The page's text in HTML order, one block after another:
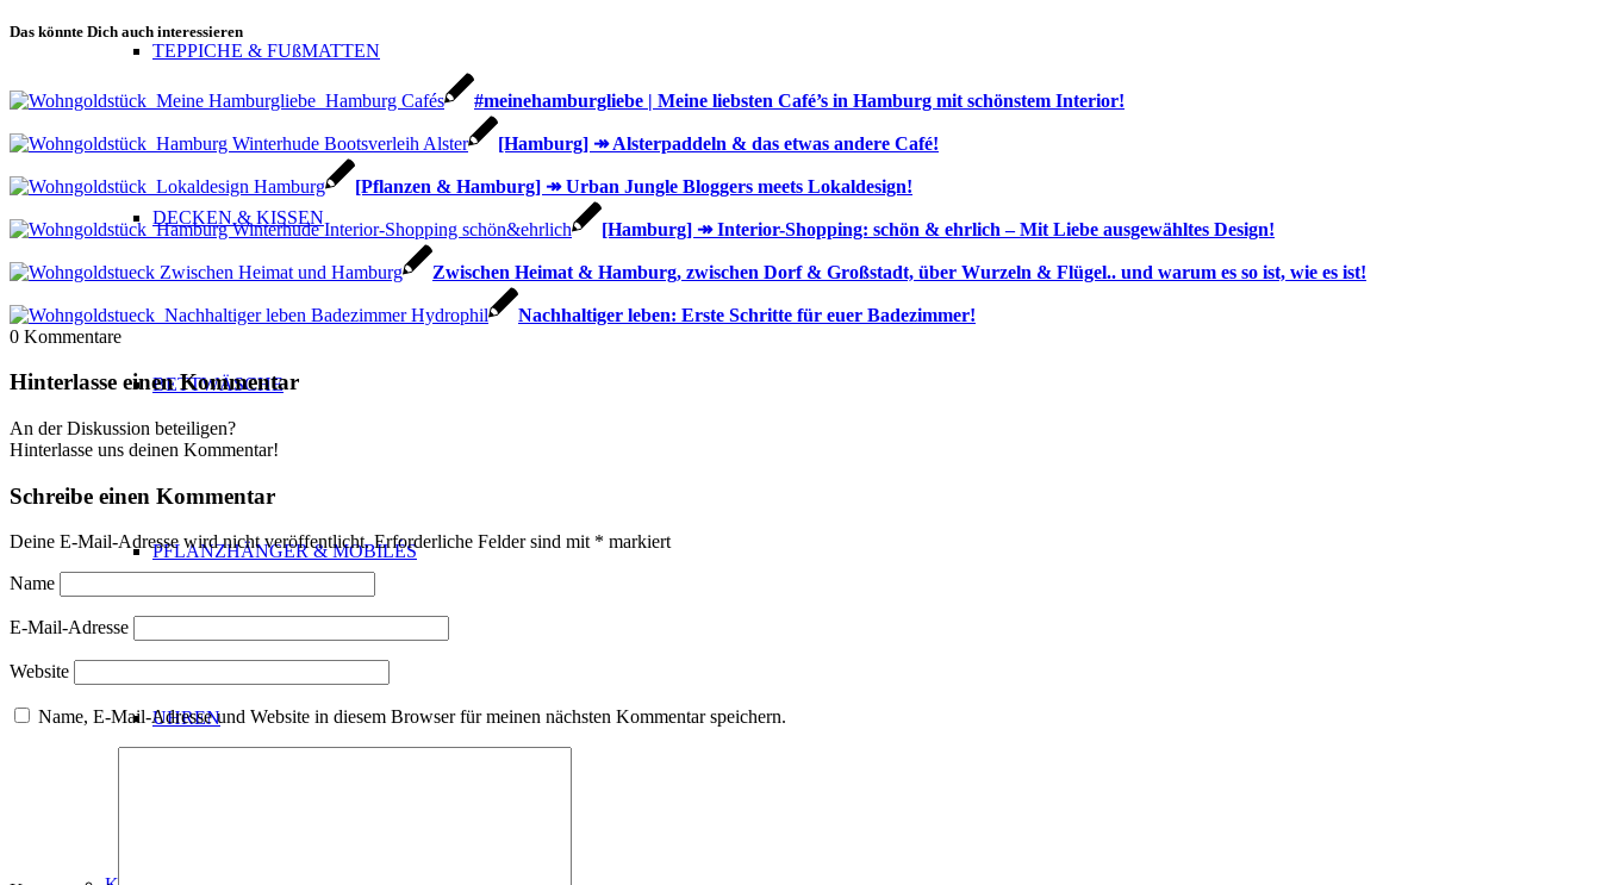
TEPPICHE & FUßMATTEN
DECKEN & KISSEN
BETTWÄSCHE
PFLANZHÄNGER & MOBILÉS
UHREN
Das könnte Dich auch interessieren
#meinehamburgliebe | Meine liebsten Café’s in Hamburg mit schönstem Interior!
[Hamburg] ↠ Alsterpaddeln & das etwas andere Café!
[Pflanzen & Hamburg] ↠ Urban Jungle Bloggers meets Lokaldesign!
[Hamburg] ↠ Interior-Shopping: schön & ehrlich – Mit Liebe ausgewähltes Design!
Zwischen Heimat & Hamburg, zwischen Dorf & Großstadt, über Wurzeln & Flügel.. und warum es so ist, wie es ist!
Nachhaltiger leben: Erste Schritte für euer Badezimmer!
0 Kommentare
Hinterlasse einen Kommentar
An der Diskussion beteiligen?
Hinterlasse uns deinen Kommentar!
Schreibe einen Kommentar
Deine E-Mail-Adresse wird nicht veröffentlicht. Erforderliche Felder sind mit * markiert
Name
E-Mail-Adresse
Website
Name, E-Mail-Adresse und Website in diesem Browser für meinen nächsten Kommentar speichern.